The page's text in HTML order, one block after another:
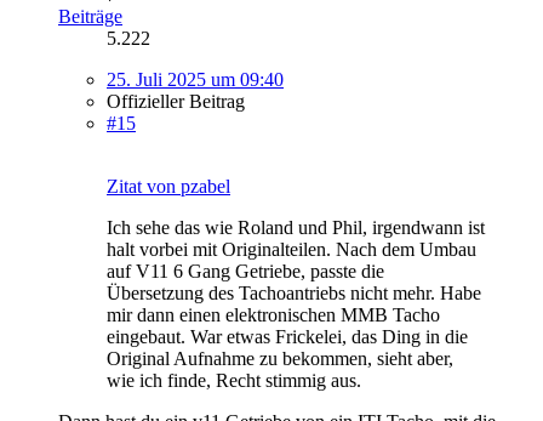
Beiträge
5.222
25. Juli 2025 um 09:40
Offizieller Beitrag
#15
Zitat von pzabel
Ich sehe das wie Roland und Phil, irgendwann ist
halt vorbei mit Originalteilen. Nach dem Umbau
auf V11 6 Gang Getriebe, passte die
Übersetzung des Tachoantriebs nicht mehr. Habe
mir dann einen elektronischen MMB Tacho
eingebaut. War etwas Frickelei, das Ding in die
Original Aufnahme zu bekommen, sieht aber,
wie ich finde, Recht stimmig aus.